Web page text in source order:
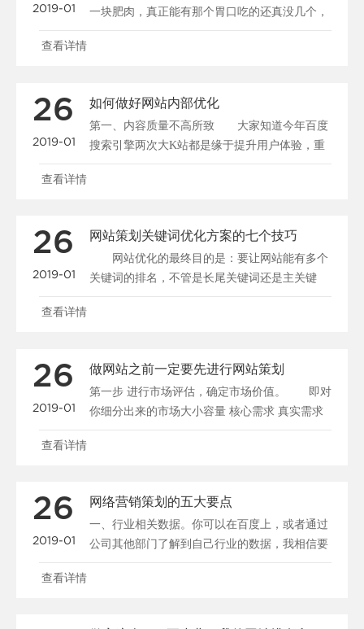
2019-01
一块肥肉，真正能有那个胃口吃的还真没几个，
有人说2......
查看详情
26
2019-01
如何做好网站内部优化
第一、内容质量不高所致 大家知道今年百度
搜索引擎两次大K站都是缘于提升用户体验，重
点打击的对像就是......
查看详情
26
2019-01
网站策划关键词优化方案的七个技巧
网站优化的最终目的是：要让网站能有多个
关键词的排名，不管是长尾关键词还是主关键
词，能有多个网站页......
查看详情
26
2019-01
做网站之前一定要先进行网站策划
第一步 进行市场评估，确定市场价值。 即对
你细分出来的市场大小容量 核心需求 真实需求
用户行为......
查看详情
26
2019-01
网络营销策划的五大要点
一、行业相关数据。你可以在百度上，或者通过
公司其他部门了解到自己行业的数据，我相信要
得到自己行业去年......
查看详情